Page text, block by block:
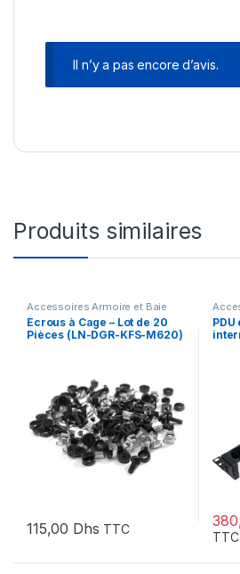
Il n’y a pas encore d’avis.
Produits similaires
Accessoires Armoire et Baie
Informatique
Écrous à Cage – Lot de 20
Pièces (LN-DGR-KFS-M620)
115,00 Dhs TTC
TTC